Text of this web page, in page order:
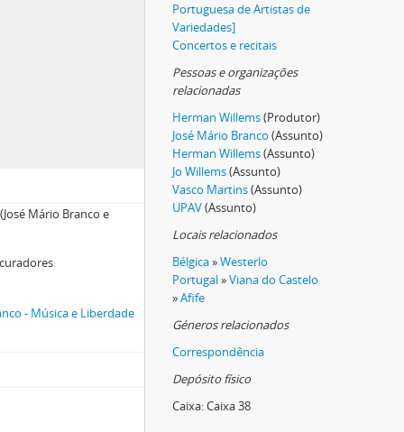
para Helena Jesus (UPAV)
/ José Mário Branco
Branco
(UPAV)|
Mário Branco e
- Música e Liberdade
Portuguesa de Artistas de
Variedades]
Concertos e recitais
Pessoas e organizações
relacionadas
Herman Willems(Produtor)
José Mário Branco (Assunto)
Herman Willems(Assunto)
Jo Willems(Assunto)
Vasco Martins(Assunto)
UPAV(Assunto)
Locais relacionados
Bélgica»Westerlo
Portugal»Viana do Castelo
»Afife
Géneros relacionados
Correspondência
Depósito físico
Caixa:Caixa 38